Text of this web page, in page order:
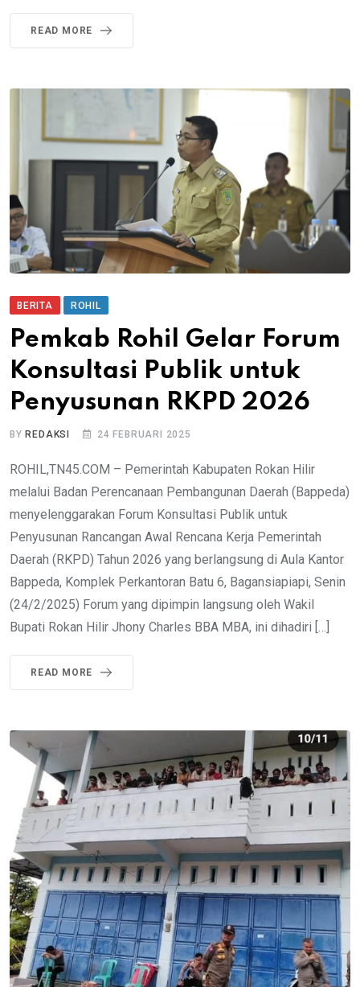
READ MORE
BERITA ROHIL
Pemkab Rohil Gelar Forum
Konsultasi Publik untuk
Penyusunan RKPD 2026
BY REDAKSI 24 FEBRUARI 2025
ROHIL,TN45.COM – Pemerintah Kabupaten Rokan Hilir
melalui Badan Perencanaan Pembangunan Daerah (Bappeda)
menyelenggarakan Forum Konsultasi Publik untuk
Penyusunan Rancangan Awal Rencana Kerja Pemerintah
Daerah (RKPD) Tahun 2026 yang berlangsung di Aula Kantor
Bappeda, Komplek Perkantoran Batu 6, Bagansiapiapi, Senin
(24/2/2025) Forum yang dipimpin langsung oleh Wakil
Bupati Rokan Hilir Jhony Charles BBA MBA, ini dihadiri […]
READ MORE